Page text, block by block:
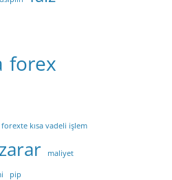
forex
forexte kısa vadeli işlem
maliyet
pip